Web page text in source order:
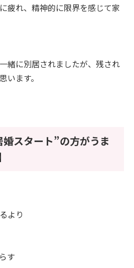
疲れ、精神的に限界を感じて家
緒に別居されましたが、残され
います。
スタート”の方がうま
より
す